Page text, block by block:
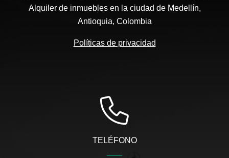
Alquiler de inmuebles en la ciudad de Medellín,
Antioquia, Colombia
Políticas de privacidad
TELÉFONO